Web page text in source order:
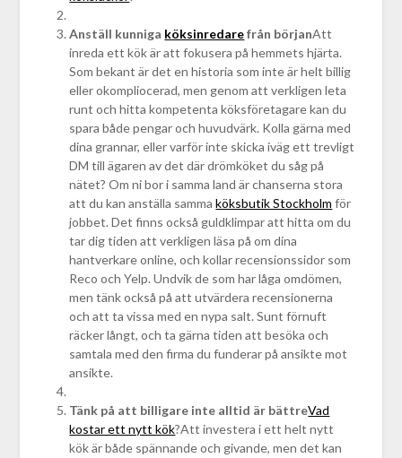
Anställ kunniga köksinredarefrån börjanAtt
inreda ett kök är att fokusera på hemmets hjärta.
Som bekant är det en historia som inte är helt billig
eller okompliocerad, men genom att verkligen leta
runt och hitta kompetenta köksföretagare kan du
spara både pengar och huvudvärk. Kolla gärna med
dina grannar, eller varför inte skicka iväg ett trevligt
DM till ägaren av det där drömköket du såg på
nätet? Om ni bor i samma land är chanserna stora
att du kan anställa sammaköksbutik Stockholm för
jobbet. Det finns också guldklimpar att hitta om du
tar dig tiden att verkligen läsa på om dina
hantverkare online, och kollar recensionssidor som
Reco och Yelp. Undvik de som har låga omdömen,
men tänk också på att utvärdera recensionerna
och att ta vissa med en nypa salt. Sunt förnuft
räcker långt, och ta gärna tiden att besöka och
samtala med den firma du funderar på ansikte mot
ansikte.
Tänk på att billigare inte alltid är bättreVad
kostar ett nytt kök?Att investera i ett helt nytt
kök är både spännande och givande, men det kan